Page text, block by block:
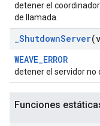
detener el
de llamada.
_ShutdownServer
WEAVE_ERROR
detener el servidor no
Funciones